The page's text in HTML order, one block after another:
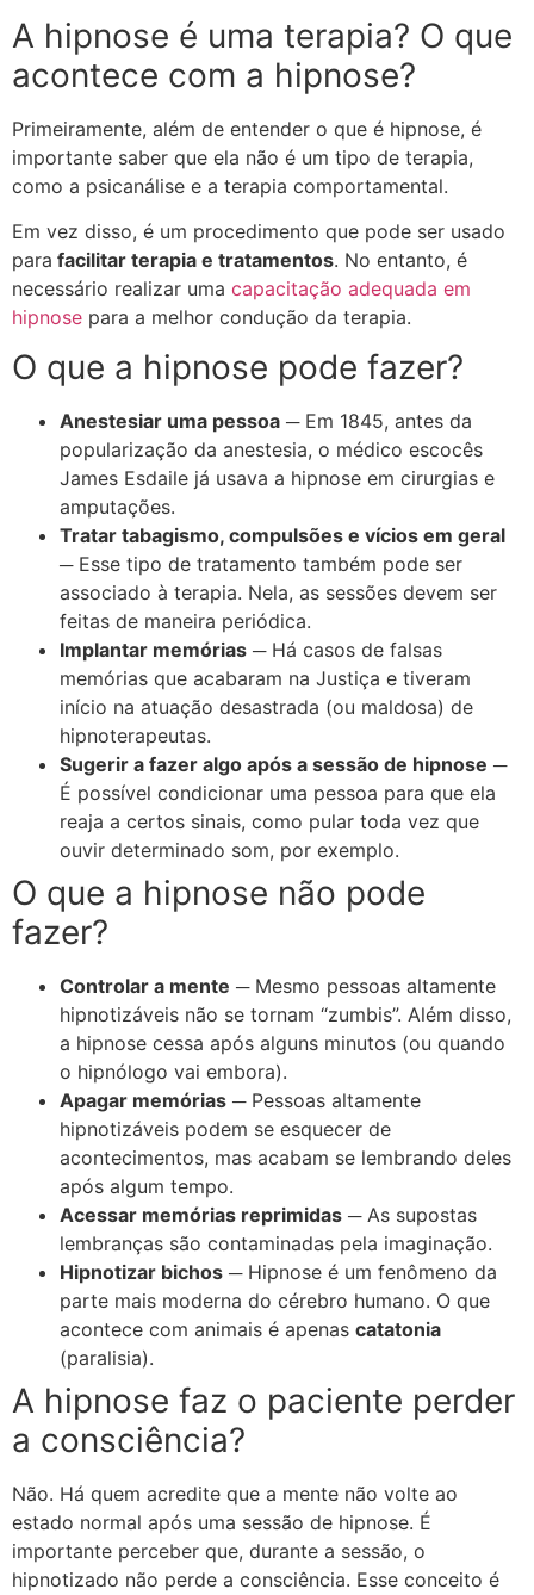
A hipnose é uma terapia? O que
acontece com a hipnose?
Primeiramente, além de entender o que é hipnose, é
importante saber que ela não é um tipo de terapia,
como a psicanálise e a terapia comportamental.
Em vez disso, é um procedimento que pode ser usado
para facilitar terapia e tratamentos. No entanto, é
necessário realizar uma capacitação adequada em
hipnose para a melhor condução da terapia.
O que a hipnose pode fazer?
Anestesiar uma pessoa ─ Em 1845, antes da
popularização da anestesia, o médico escocês
James Esdaile já usava a hipnose em cirurgias e
amputações.
Tratar tabagismo, compulsões e vícios em geral
─ Esse tipo de tratamento também pode ser
associado à terapia. Nela, as sessões devem ser
feitas de maneira periódica.
Implantar memórias ─ Há casos de falsas
memórias que acabaram na Justiça e tiveram
início na atuação desastrada (ou maldosa) de
hipnoterapeutas.
Sugerir a fazer algo após a sessão de hipnose ─
É possível condicionar uma pessoa para que ela
reaja a certos sinais, como pular toda vez que
ouvir determinado som, por exemplo.
O que a hipnose não pode
fazer?
Controlar a mente ─ Mesmo pessoas altamente
hipnotizáveis não se tornam “zumbis”. Além disso,
a hipnose cessa após alguns minutos (ou quando
o hipnólogo vai embora).
Apagar memórias ─ Pessoas altamente
hipnotizáveis podem se esquecer de
acontecimentos, mas acabam se lembrando deles
após algum tempo.
Acessar memórias reprimidas ─ As supostas
lembranças são contaminadas pela imaginação.
Hipnotizar bichos ─ Hipnose é um fenômeno da
parte mais moderna do cérebro humano. O que
acontece com animais é apenas catatonia
(paralisia).
A hipnose faz o paciente perder
a consciência?
Não. Há quem acredite que a mente não volte ao
estado normal após uma sessão de hipnose. É
importante perceber que, durante a sessão, o
hipnotizado não perde a consciência. Esse conceito é